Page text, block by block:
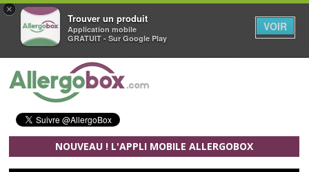
×
Trouver un produit
Application mobile
GRATUIT - Sur Google Play
VOIR
Aller au contenu principal
NOUVEAU ! L'APPLI MOBILE ALLERGOBOX